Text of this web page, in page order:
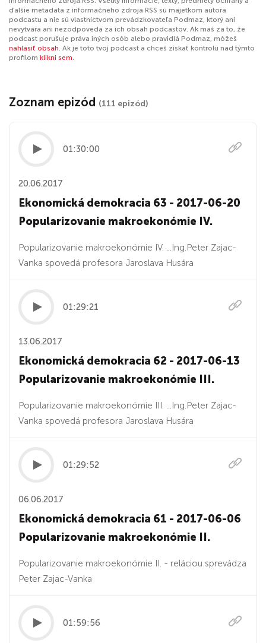
ďalšie metadáta z informačného zdroja RSS sú majetkom autora
podcastu a nie sú vlastníctvom prevádzkovateľa Podmaz, ktorý ani
nevytvára ani nezodpovedá za ich obsah podcastov. Ak máš za to, že
podcast porušuje práva iných osôb alebo pravidlá Podmaz, môžeš
nahlásiť obsah. Ak je toto tvoj podcast a chceš získať kontrolu nad týmto
profilom klikni sem.
Zoznam epizód (111 epizód)
01:30:00
20.06.2017
Ekonomická demokracia 63 - 2017-06-20
Popularizovanie makroekonómie IV.
Popularizovanie makroekonómie IV. ...Ing.Peter Zajac-
Vanka spovedá profesora Jaroslava Husára
01:29:21
13.06.2017
Ekonomická demokracia 62 - 2017-06-13
Popularizovanie makroekonómie III.
Popularizovanie makroekonómie III. ...Ing.Peter Zajac-
Vanka spovedá profesora Jaroslava Husára
01:29:52
06.06.2017
Ekonomická demokracia 61 - 2017-06-06
Popularizovanie makroekonómie II.
Popularizovanie makroekonómie II. - reláciou sprevádza
Peter Zajac-Vanka
01:59:56